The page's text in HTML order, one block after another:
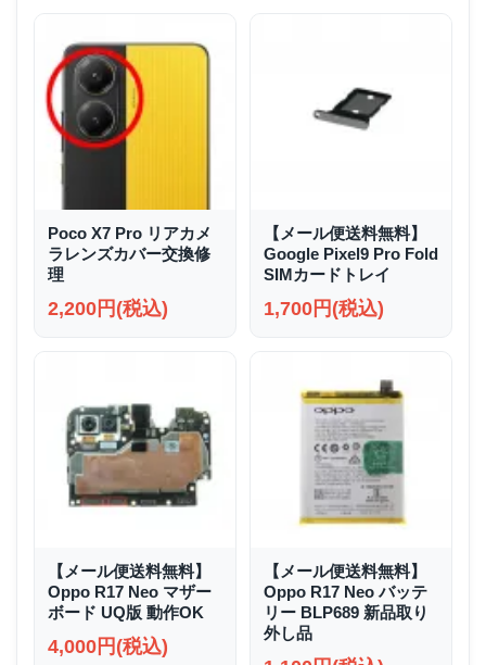
Poco X7 Pro リアカメ
ラレンズカバー交換修
理
2,200円(税込)
【メール便送料無料】
Google Pixel9 Pro Fold
SIMカードトレイ
1,700円(税込)
【メール便送料無料】
Oppo R17 Neo マザー
ボード UQ版 動作OK
4,000円(税込)
【メール便送料無料】
Oppo R17 Neo バッテ
リー BLP689 新品取り
外し品